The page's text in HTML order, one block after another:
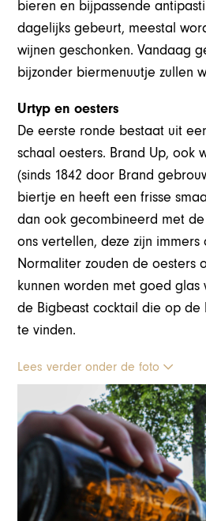
bieren en bijpassende
dagelijks gebeurt, meestal
wijnen geschonken. Vandaag
bijzonder biermenuutje zullen
Urtyp en oesters
De eerste ronde bestaat uit
schaal oesters. Brand Up, ook
(sinds 1842 door Brand
biertje en heeft een frisse
dan ook gecombineerd met
ons vertellen, deze zijn immers
Normaliter zouden de oesters
kunnen worden met goed
de Bigbeast cocktail die op de
te vinden.
Lees verder onder de foto